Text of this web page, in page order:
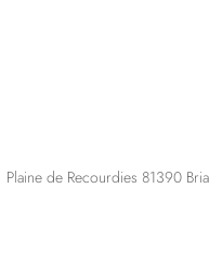
Plaine de Recourdies 81390